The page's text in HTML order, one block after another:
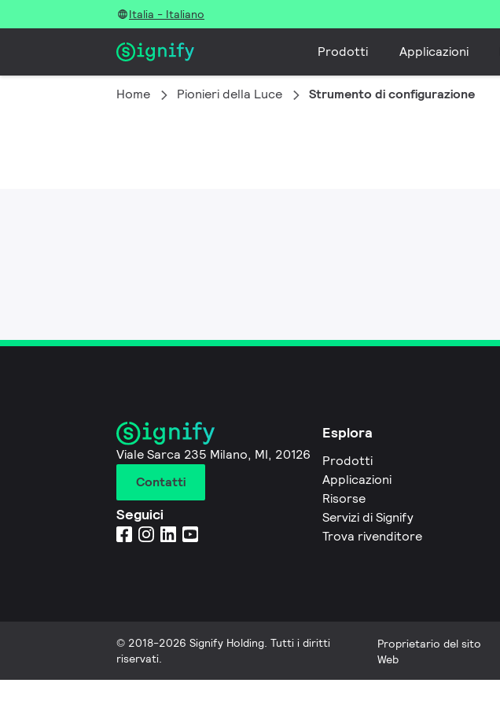
Italia - Italiano
Prodotti Applicazioni
Home Pionieri della Luce Strumento di configurazione
Viale Sarca 235 Milano, MI, 20126
Contatti
Seguici
Esplora
Prodotti
Applicazioni
Risorse
Servizi di Signify
Trova rivenditore
© 2018-2026 Signify Holding. Tutti i diritti
riservati.
Proprietario del sito
Web